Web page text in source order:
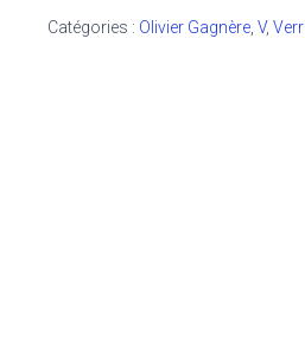
Catégories : Olivier Gagnère V,